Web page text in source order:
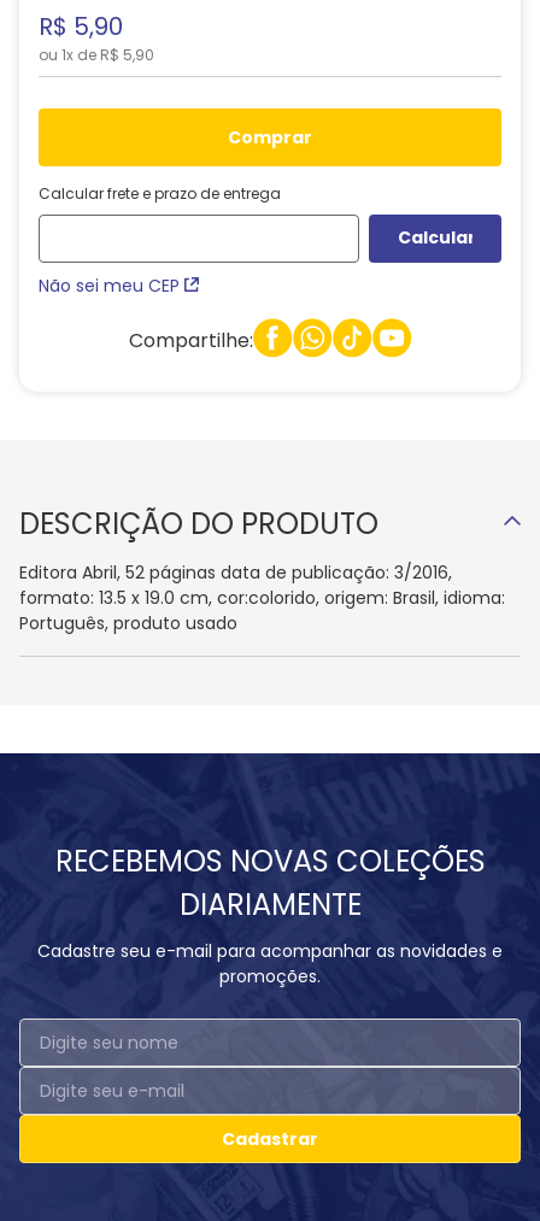
R$ 5,90
ou 1x de R$ 5,90
comprar
Calcular frete e prazo de entrega
Não sei meu CEP
Compartilhe:
DESCRIÇÃO DO PRODUTO
Editora Abril, 52 páginas data de publicação: 3/2016,
formato: 13.5 x 19.0 cm, cor:colorido, origem: Brasil, idioma:
Português, produto usado
RECEBEMOS NOVAS COLEÇÕES
DIARIAMENTE
Cadastre seu e-mail para acompanhar as novidades e
promoções.
Cadastrar